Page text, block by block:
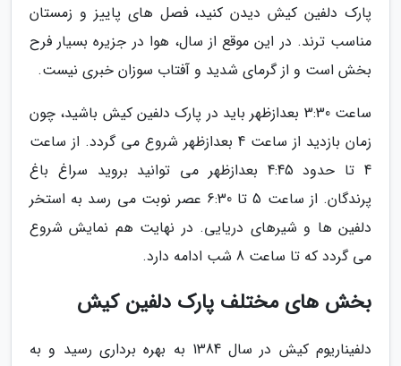
پارک دلفین کیش دیدن کنید، فصل های پاییز و زمستان
مناسب ترند. در این موقع از سال، هوا در جزیره بسیار فرح
بخش است و از گرمای شدید و آفتاب سوزان خبری نیست.
ساعت 3:30 بعدازظهر باید در پارک دلفین کیش باشید، چون
زمان بازدید از ساعت 4 بعدازظهر شروع می گردد. از ساعت
4 تا حدود 4:45 بعدازظهر می توانید بروید سراغ باغ
پرندگان. از ساعت 5 تا 6:30 عصر نوبت می رسد به استخر
دلفین ها و شیرهای دریایی. در نهایت هم نمایش شروع
می گردد که تا ساعت 8 شب ادامه دارد.
بخش های مختلف پارک دلفین کیش
دلفیناریوم کیش در سال 1384 به بهره برداری رسید و به